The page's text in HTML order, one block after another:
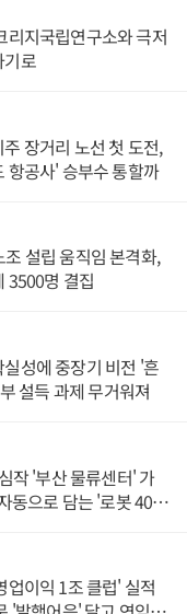
리지국립연구소와 극저
기로
장거리 노선 첫 도전,
항공사' 승부수 통할까
설립 움직임 본격화,
3500명 결집
성에 중장기 비전 '흔
설득 과제 무거워져
작 '부산 물류센터' 가
동으로 담는 '로봇 400
업이익 1조 클럽' 실적